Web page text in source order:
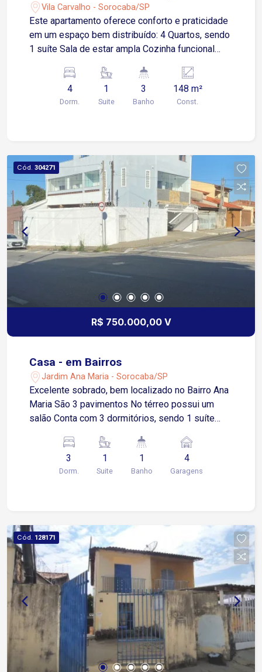
Vila Carvalho - Sorocaba/SP
Este apartamento oferece conforto e praticidade
em um espaço bem distribuído: 4 Quartos, sendo
1 suíte Sala de estar ampla Cozinha funcional
linda vista e espaço gourmet, ideal para receber
amigos e familiares Condomínio: Playground
Churrasqueira Portaria em horário comercial
a Zona Industrial e Rodovia Castelo Branco
Agende já a sua visita e surpreenda-se!
4
Dorm.
1
Suite
3
Banho
148 m²
Const.
Cód. 304271
R$ 750.000,00 V
Casa - em Bairros
Jardim Ana Maria - Sorocaba/SP
Excelente sobrado, bem localizado no Bairro Ana
Maria São 3 pavimentos No térreo possui um
salão Conta com 3 dormitórios, sendo 1 suíte
Banheiro social Área de serviço Quintal 1 WC
social e 1 WC na cobertura onde fica a área
gourmet. Área gourmet com churrasqueira 4
3
Dorm.
1
Suite
1
Banho
4
Garagens
Cód. 128171